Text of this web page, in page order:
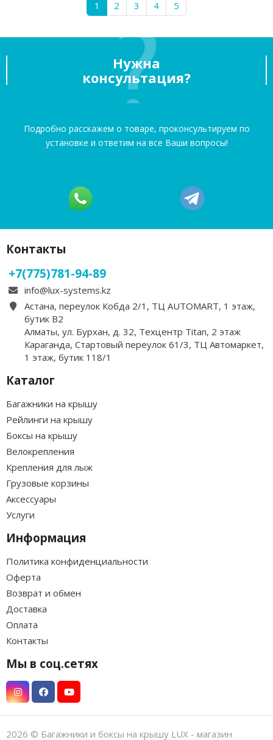
Загружаем варианты
Под заказ
·
Загружаем варианты
Под заказ
······
LUX TAVR 175 - бокс на
крышу черный
глянцевый 450л
Загружаем варианты
279 000 ₸
В корзину
······
LUX IRBIS 206 - бокс на
······
LUX IRBIS 206 - бокс на
крышу серый глянцевый
Загружаем варианты
294 000 ₸
Под заказ